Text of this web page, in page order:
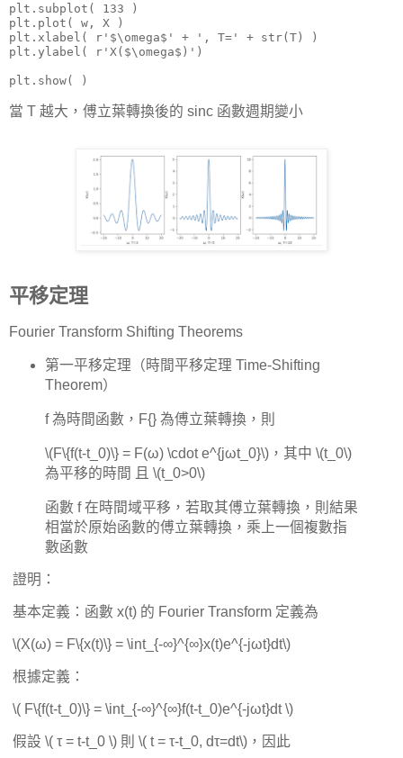
plt.subplot( 133 )
plt.plot( w, X )
plt.xlabel( r'$\omega$' + ', T=' + str(T) )
plt.ylabel( r'X($\omega$)')
plt.show( )
當 T 越大，傅立葉轉換後的 sinc 函數週期變小
平移定理
Fourier Transform Shifting Theorems
第一平移定理（時間平移定理 Time-Shifting
Theorem）
f 為時間函數，F{} 為傅立葉轉換，則
\(F\{f(t-t_0)\} = F(ω) \cdot e^{jωt_0}\)，其中 \(t_0\)
為平移的時間 且 \(t_0>0\)
函數 f 在時間域平移，若取其傅立葉轉換，則結果
相當於原始函數的傅立葉轉換，乘上一個複數指
數函數
​ 證明：
​ 基本定義：函數 x(t) 的 Fourier Transform 定義為
​ \(X(ω) = F\{x(t)\} = \int_{-∞}^{∞}x(t)e^{-jωt}dt\)
​ 根據定義：
​ \( F\{f(t-t_0)\} = \int_{-∞}^{∞}f(t-t_0)e^{-jωt}dt \)
​ 假設 \( τ = t-t_0 \) 則 \( t = τ-t_0, dτ=dt\)，因此